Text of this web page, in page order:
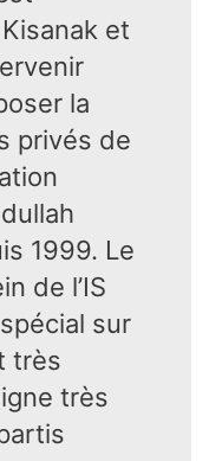
et
la
privés de
1999. Le
de l’IS
sur
très
très